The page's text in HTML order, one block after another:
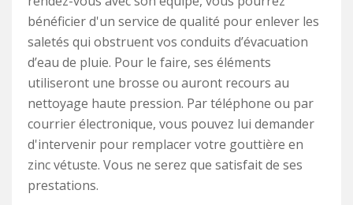
bénéficier d'un service de qualité pour enlever les
saletés qui obstruent vos conduits d’évacuation
d’eau de pluie. Pour le faire, ses éléments
utiliseront une brosse ou auront recours au
nettoyage haute pression. Par téléphone ou par
courrier électronique, vous pouvez lui demander
d'intervenir pour remplacer votre gouttière en
zinc vétuste. Vous ne serez que satisfait de ses
prestations.